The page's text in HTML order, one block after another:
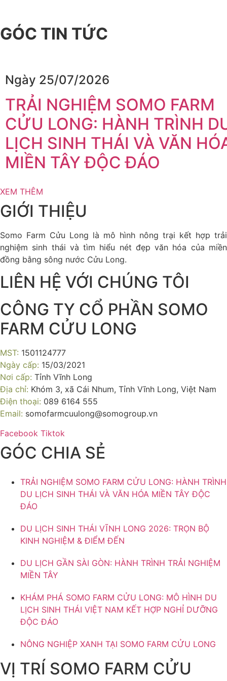
GÓC TIN TỨC
Ngày 25/07/2026
TRẢI NGHIỆM SOMO FARM
CỬU LONG: HÀNH TRÌNH
LỊCH SINH THÁI VÀ VĂN
MIỀN TÂY ĐỘC ĐÁO
XEM THÊM
GIỚI THIỆU
Somo Farm Cửu Long là mô hình nông trại kết hợp trải
nghiệm sinh thái và tìm hiểu nét đẹp văn hóa của miền
đồng bằng sông nước Cửu Long.
LIÊN HỆ VỚI CHÚNG TÔI
CÔNG TY CỔ PHẦN SOMO
FARM CỬU LONG
MST: 1501124777
Ngày cấp: 15/03/2021
Nơi cấp: Tỉnh Vĩnh Long
Địa chỉ: Khóm 3, xã Cái Nhum, Tỉnh Vĩnh Long, Việt Nam
Điện thoại: 089 6164 555
Email: somofarmcuulong@somogroup.vn
Facebook Tiktok
GÓC CHIA SẺ
TRẢI NGHIỆM SOMO FARM CỬU LONG: HÀNH TRÌNH
DU LỊCH SINH THÁI VÀ VĂN HÓA MIỀN TÂY ĐỘC
ĐÁO
DU LỊCH SINH THÁI VĨNH LONG 2026: TRỌN BỘ
KINH NGHIỆM & ĐIỂM ĐẾN
DU LỊCH GẦN SÀI GÒN: HÀNH TRÌNH TRẢI NGHIỆM
MIỀN TÂY
KHÁM PHÁ SOMO FARM CỬU LONG: MÔ HÌNH DU
LỊCH SINH THÁI VIỆT NAM KẾT HỢP NGHỈ DƯỠNG
ĐỘC ĐÁO
NÔNG NGHIỆP XANH TẠI SOMO FARM CỬU LONG
VỊ TRÍ SOMO FARM CỬU